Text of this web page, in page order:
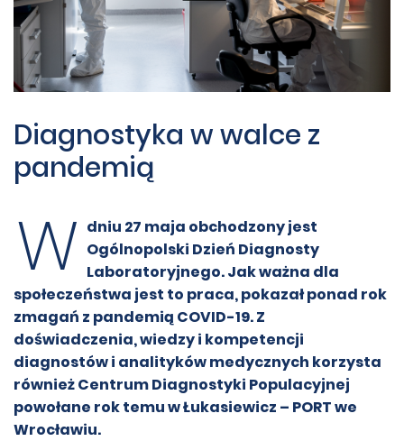
Diagnostyka w walce z
pandemią
W dniu 27 maja obchodzony jest
Ogólnopolski Dzień Diagnosty
Laboratoryjnego. Jak ważna dla
społeczeństwa jest to praca, pokazał ponad rok
zmagań z pandemią COVID-19. Z
doświadczenia, wiedzy i kompetencji
diagnostów i analityków medycznych korzysta
również Centrum Diagnostyki Populacyjnej
powołane rok temu w Łukasiewicz – PORT we
Wrocławiu.